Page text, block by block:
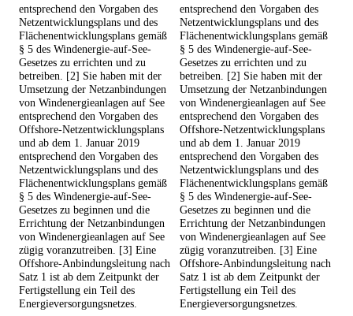
entsprechend den Vorgaben des
Netzentwicklungsplans und des
Flächenentwicklungsplans gemäß
§ 5 des Windenergie-auf-See-
Gesetzes zu errichten und zu
betreiben. [2] Sie haben mit der
Umsetzung der Netzanbindungen
von Windenergieanlagen auf See
entsprechend den Vorgaben des
Offshore-Netzentwicklungsplans
und ab dem 1. Januar 2019
entsprechend den Vorgaben des
Netzentwicklungsplans und des
Flächenentwicklungsplans gemäß
§ 5 des Windenergie-auf-See-
Gesetzes zu beginnen und die
Errichtung der Netzanbindungen
von Windenergieanlagen auf See
zügig voranzutreiben. [3] Eine
Offshore-Anbindungsleitung nach
Satz 1 ist ab dem Zeitpunkt der
Fertigstellung ein Teil des
Energieversorgungsnetzes.
entsprechend den Vorgaben des
Netzentwicklungsplans und des
Flächenentwicklungsplans gemäß
§ 5 des Windenergie-auf-See-
Gesetzes zu errichten und zu
betreiben. [2] Sie haben mit der
Umsetzung der Netzanbindungen
von Windenergieanlagen auf See
entsprechend den Vorgaben des
Offshore-Netzentwicklungsplans
und ab dem 1. Januar 2019
entsprechend den Vorgaben des
Netzentwicklungsplans und des
Flächenentwicklungsplans gemäß
§ 5 des Windenergie-auf-See-
Gesetzes zu beginnen und die
Errichtung der Netzanbindungen
von Windenergieanlagen auf See
zügig voranzutreiben. [3] Eine
Offshore-Anbindungsleitung nach
Satz 1 ist ab dem Zeitpunkt der
Fertigstellung ein Teil des
Energieversorgungsnetzes.